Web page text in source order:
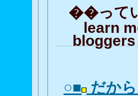
��って
learn
○■ だか